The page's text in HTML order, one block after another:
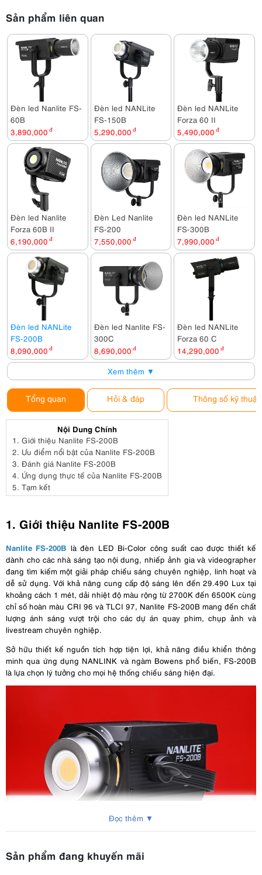
Sản phẩm liên quan
Đèn led Nanlite FS-
60B
3,890,000 đ
Đèn led NANLite
FS-150B
5,290,000 đ
Đèn led NANLite
Forza 60 II
5,490,000 đ
Đèn led Nanlite
Forza 60B II
6,190,000 đ
Đèn Led Nanlite
FS-200
7,550,000 đ
Đèn led NANLite
FS-300B
7,990,000 đ
Đèn led NANLite
FS-200B
8,090,000 đ
Đèn led Nanlite FS-
300C
8,690,000 đ
Đèn led NANLite
Forza 60 C
14,290,000 đ
Xem thêm ▼
Tổng quan Hỏi & đáp Thông số kỹ thuật
Nội Dung Chính
1. Giới thiệu Nanlite FS-200B
2. Ưu điểm nổi bật của Nanlite FS-200B
3. Đánh giá Nanlite FS-200B
4. Ứng dụng thực tế của Nanlite FS-200B
5. Tạm kết
1. Giới thiệu Nanlite FS-200B
Nanlite FS-200B là đèn LED Bi-Color công suất cao được thiết kế
dành cho các nhà sáng tạo nội dung, nhiếp ảnh gia và videographer
đang tìm kiếm một giải pháp chiếu sáng chuyên nghiệp, linh hoạt và
dễ sử dụng. Với khả năng cung cấp độ sáng lên đến 29.490 Lux tại
khoảng cách 1 mét, dải nhiệt độ màu rộng từ 2700K đến 6500K cùng
chỉ số hoàn màu CRI 96 và TLCI 97, Nanlite FS-200B mang đến chất
lượng ánh sáng vượt trội cho các dự án quay phim, chụp ảnh và
livestream chuyên nghiệp.
Sở hữu thiết kế nguồn tích hợp tiện lợi, khả năng điều khiển thông
minh qua ứng dụng NANLINK và ngàm Bowens phổ biến, FS-200B
là lựa chọn lý tưởng cho mọi hệ thống chiếu sáng hiện đại.
Đọc thêm ▼
Sản phẩm đang khuyến mãi